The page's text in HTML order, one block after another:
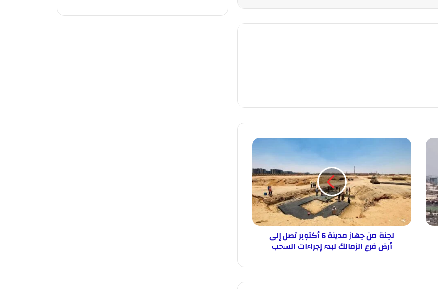
لجنة من جهاز مدينة 6 أكتوبر تصل إلى
أرض فرع الزمالك لبدء إجراءات السحب